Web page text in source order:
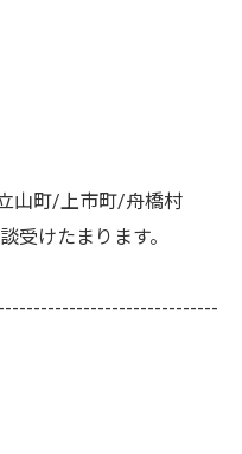
山町/上市町/舟橋村
受けたまります。